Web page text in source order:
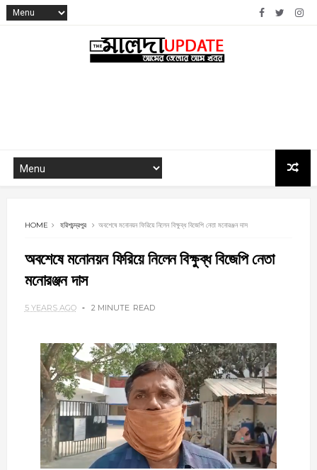
HOME হরিশচন্দ্রপুর অবশেষে মনোনয়ন ফিরিয়ে নিলেন বিক্ষুব্ধ বিজেপি নেতা মনোরঞ্জন দাস
অবশেষে মনোনয়ন ফিরিয়ে নিলেন বিক্ষুব্ধ বিজেপি নেতা
মনোরঞ্জন দাস
5 YEARS AGO 2 MINUTE READ